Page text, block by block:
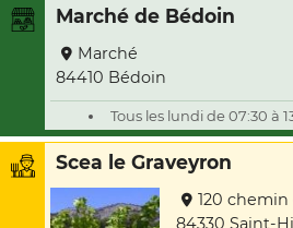
Marché de Bédoin
Marché
84410 Bédoin
Tous les lundi de 07:30 à
Scea le Graveyron
120
84330 Saint-